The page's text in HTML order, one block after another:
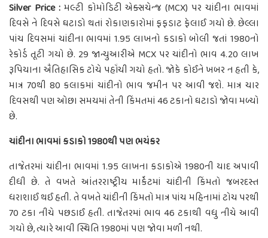
Silver Price : મલ્ટી કોમોડિટી એક્સચેન્જ (MCX) પર ચાંદીના ભાવમાં
દિવસે ને દિવસે ઘટાડો થતાં રોકાણકારોમાં ફફડાટ ફેલાઈ ગયો છે. છેલ્લા
પાંચ દિવસમાં ચાંદીના ભાવમાં 1.95 લાખનો કડાકો બોલી જતાં 1980નો
રેકોર્ડ તૂટી ગયો છે. 29 જાન્યુઆરીએ MCX પર ચાંદીનો ભાવ 4.20 લાખ
રૂપિયાના ઐતિહાસિક ટોચે પહોંચી ગયો હતો. જોકે કોઈને ખબર ન હતી કે,
માત્ર 70થી 80 કલાકમાં ચાંદીનો ભાવ જમીન પર આવી જશે. માત્ર ચાર
દિવસથી પણ ઓછા સમયમાં તેની કિંમતમાં 46 ટકાનો ઘટાડો જોવા મળ્યો
છે.
ચાંદીના ભાવમાં કડાકો 1980થી પણ ભયંકર
તાજેતરમાં ચાંદીના ભાવમાં 1.95 લાખના કડાકોએ 1980ની યાદ અપાવી
દીધી છે. તે વખતે આંતરરાષ્ટ્રીય માર્કેટમાં ચાંદીની કિંમતો જબરદસ્ત
ધરાશાઈ થઈ હતી. તે વખતે ચાંદીની કિંમતો માત્ર પાંચ મહિનામાં ટોચ પરથી
70 ટકા નીચે પછડાઈ હતી. તાજેતરમાં ભાવ 46 ટકાથી વધુ નીચે આવી
ગયો છે, ત્યારે આવી સ્થિતિ 1980માં પણ જોવા મળી નથી.